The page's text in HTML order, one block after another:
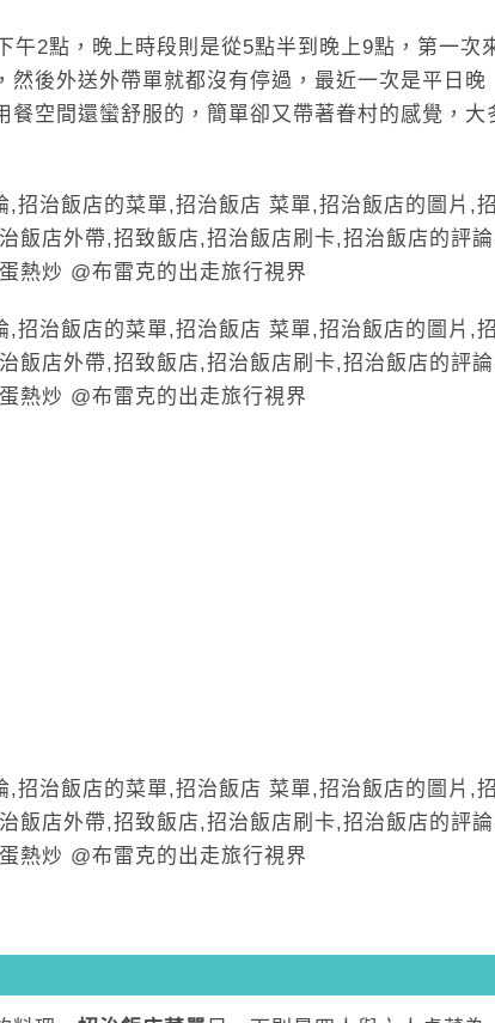
午2點，晚上時段則是從5點半到晚上9點，第一次
然後外送外帶單就都沒有停過，最近一次是平日晚
餐空間還蠻舒服的，簡單卻又帶著眷村的感覺，大